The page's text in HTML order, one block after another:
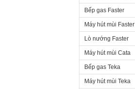
Bếp gas Faster
Máy hút mùi Faster
Lò nướng Faster
Máy hút mùi Cata
Bếp gas Teka
Máy hút mùi Teka